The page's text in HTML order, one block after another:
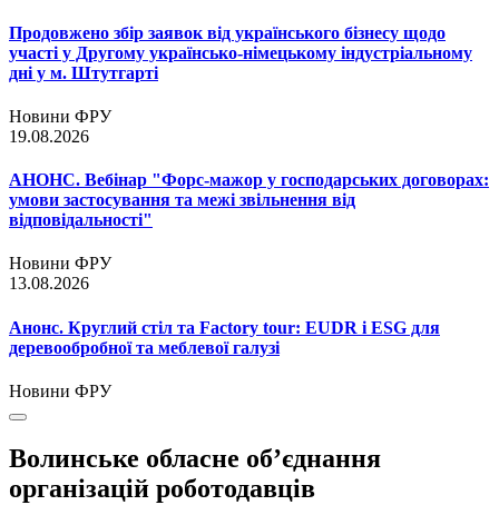
Продовжено збір заявок від українського бізнесу щодо
участі у Другому українсько-німецькому індустріальному
дні у м. Штутгарті
Новини ФРУ
19.08.2026
АНОНС. Вебінар "Форс-мажор у господарських договорах:
умови застосування та межі звільнення від
відповідальності"
Новини ФРУ
13.08.2026
Анонс. Круглий стіл та Factory tour: EUDR і ESG для
деревообробної та меблевої галузі
Новини ФРУ
Волинське обласне об’єднання
організацій роботодавців